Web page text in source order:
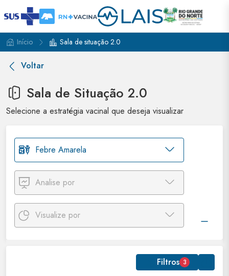
Início Sala de situação 2.0
Voltar
Sala de Situação 2.0
Selecione a estratégia vacinal que deseja visualizar
Febre Amarela
Analise por
Visualize por
Filtros 3